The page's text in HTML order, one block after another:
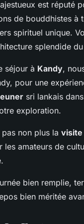
est réputé
de bouddhistes à
spirituel unique.
splendide
séjour à Kandy,
pour une
sri lankais
exploration.
non plus la visite
les amateurs de
bien remplie,
bien méritée